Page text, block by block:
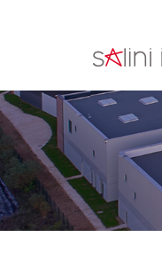
Skip to main content